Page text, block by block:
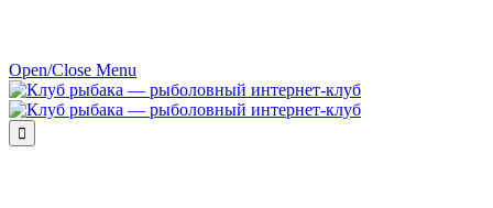
Open/Close Menu
